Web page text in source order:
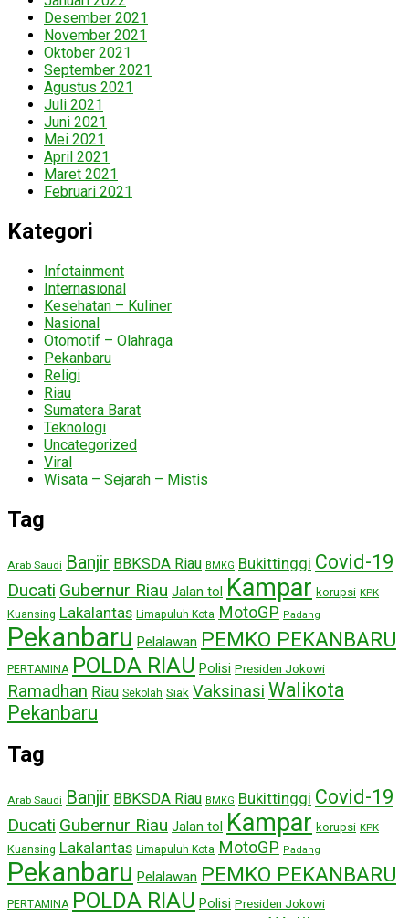
Desember 2021
November 2021
Oktober 2021
September 2021
Agustus 2021
Juli 2021
Juni 2021
Mei 2021
April 2021
Maret 2021
Februari 2021
Kategori
Infotainment
Internasional
Kesehatan – Kuliner
Nasional
Otomotif – Olahraga
Pekanbaru
Religi
Riau
Sumatera Barat
Teknologi
Uncategorized
Viral
Wisata – Sejarah – Mistis
Tag
Arab Saudi Banjir BBKSDA Riau BMKG Bukittinggi Covid-19
Ducati Gubernur Riau Jalan tol Kampar korupsi KPK
Kuansing Lakalantas Limapuluh Kota MotoGP Padang
Pekanbaru Pelalawan PEMKO PEKANBARU
PERTAMINA POLDA RIAU Polisi Presiden Jokowi
Ramadhan Riau Sekolah Siak Vaksinasi Walikota
Pekanbaru
Tag
Arab Saudi Banjir BBKSDA Riau BMKG Bukittinggi Covid-19
Ducati Gubernur Riau Jalan tol Kampar korupsi KPK
Kuansing Lakalantas Limapuluh Kota MotoGP Padang
Pekanbaru Pelalawan PEMKO PEKANBARU
PERTAMINA POLDA RIAU Polisi Presiden Jokowi